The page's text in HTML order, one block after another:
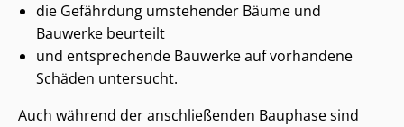
die Gefährdung umstehender Bäume und
Bauwerke beurteilt
und entsprechende Bauwerke auf vorhandene
Schäden untersucht.
Auch während der anschließenden Bauphase sind